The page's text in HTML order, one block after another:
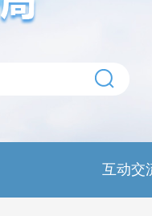
互动交